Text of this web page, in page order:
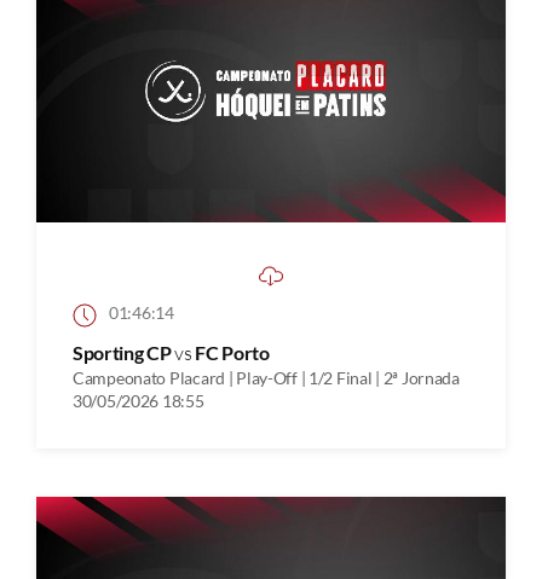
01:46:14
Sporting CPvs FC Porto
Campeonato Placard | Play-Off | 1/2 Final | 2ª Jornada
30/05/2026 18:55